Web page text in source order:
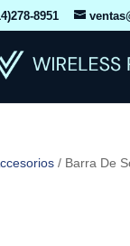
8951
/ Barra De